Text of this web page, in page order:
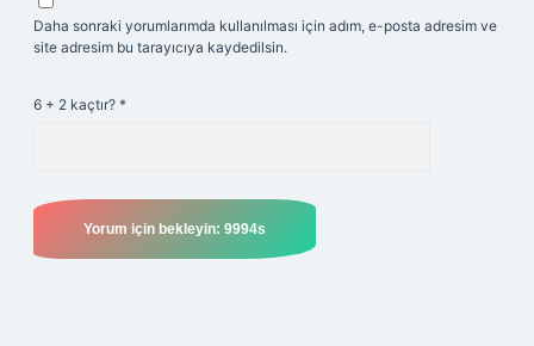
Daha sonraki yorumlarımda kullanılması için adım, e-posta adresim ve
site adresim bu tarayıcıya kaydedilsin.
6 + 2 kaçtır? *